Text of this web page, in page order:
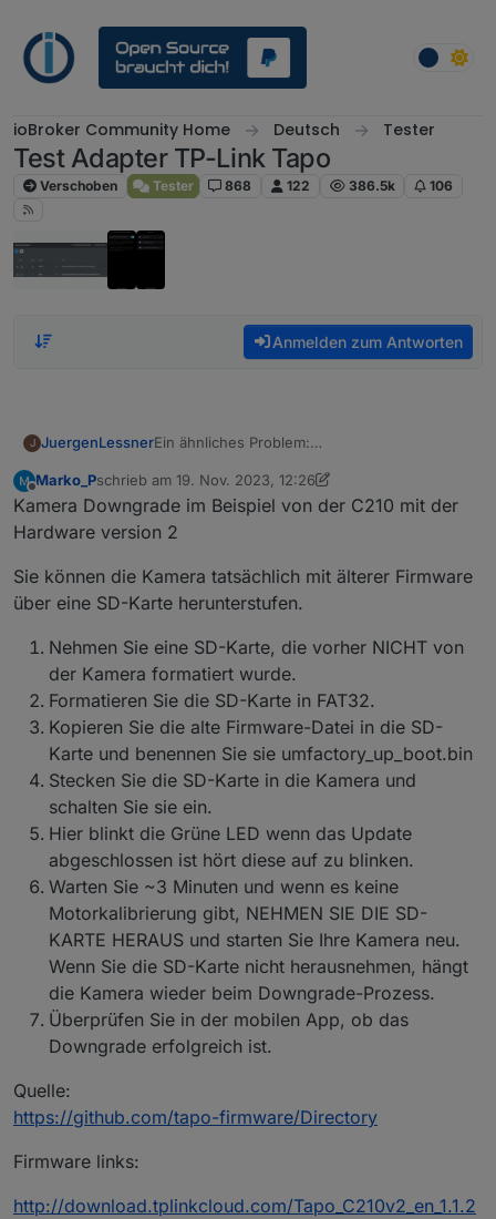
ioBroker Community Home Deutsch Tester
Test Adapter TP-Link Tapo
Verschoben Tester 868 122 386.5k 106
Anmelden zum Antworten
J JuergenLessnerEin ähnliches Problem:
ioBroker
ioBroker Version 6.10.1 (läuft auf RPi 4 in
Docker)
Tapo Adapter Version 0.1.1 (selbes Problem
8 x P100
2 x H100 mit verschiedenen Sensoren
ein paar Lampen
Es geht jedoch primär um P110 und die
Schaltzustände von P100 und P110.
P100 erhalten keinen aktuellen Status zB. an
P110 erhalten keinen aktuellen Statur zB.
aktuelle Watt.
Nur ein einziger P110 bekommt aktuelle Daten
gepollt!
Alle P110 (wie auch die P100) sind selbe
Hardwareversion und sind am gleichen
Firmwarestand
P110 HW Version 1.0; FW 1.2.3 Build 230425
Rel.142542
Der einzige P110 der "funktioniert" hat
zusätzlich zum Wert "current_power" in
Milliwatt auch den Wert "current", der die
aktuelle Wattleistung identisch zur Android
Smartphone App in Watt anzeigt.
Alle vier P110 haben die selben Einstellungen,
sind im selben Netz, RPi ist ebenso im selben
Netz, alle erhalten reservierte IP vom DHCP,
alle haben uneingeschränkten Zugang ins
Internet, alle zeigen im Smartphone App
korrekte Werte an und sind erreichbar /
Beide Hub H100 werden als P100 initialisiert?!
Es erscheint im Log laufend diese
Fehlermeldung:
probably your credentials are not valid. Please
make sure you set your TAPO Cloud
password
Marko_Pschrieb am 19. Nov. 2023, 12:26
zuletzt editiert von Marko_P
Kamera Downgrade im Beispiel von der C210 mit der
Hardware version 2
Sie können die Kamera tatsächlich mit älterer Firmware
über eine SD-Karte herunterstufen.
Nehmen Sie eine SD-Karte, die vorher NICHT von
der Kamera formatiert wurde.
Formatieren Sie die SD-Karte in FAT32.
Kopieren Sie die alte Firmware-Datei in die SD-
Karte und benennen Sie sie umfactory_up_boot.bin
Stecken Sie die SD-Karte in die Kamera und
schalten Sie sie ein.
Hier blinkt die Grüne LED wenn das Update
abgeschlossen ist hört diese auf zu blinken.
Warten Sie ~3 Minuten und wenn es keine
Motorkalibrierung gibt, NEHMEN SIE DIE SD-
KARTE HERAUS und starten Sie Ihre Kamera neu.
Wenn Sie die SD-Karte nicht herausnehmen, hängt
die Kamera wieder beim Downgrade-Prozess.
Überprüfen Sie in der mobilen App, ob das
Downgrade erfolgreich ist.
Quelle:
https://github.com/tapo-firmware/Directory
Firmware links:
http://download.tplinkcloud.com/Tapo_C210v2_en_1.1.2